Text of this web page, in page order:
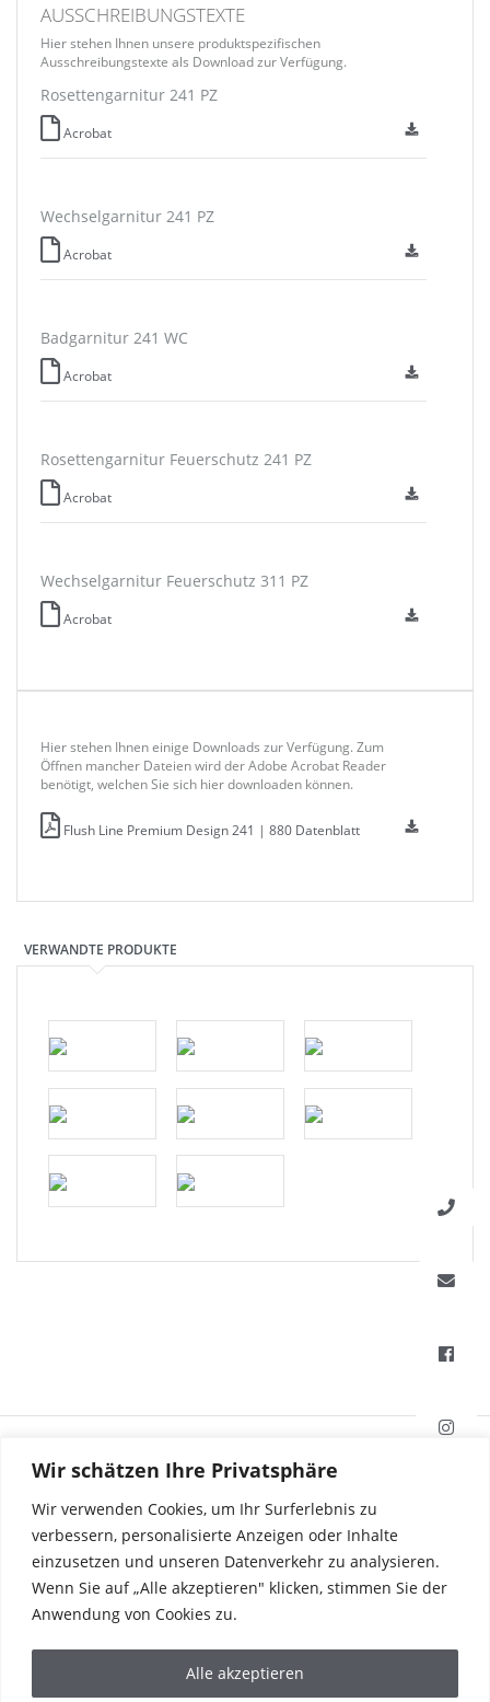
Wir schätzen Ihre Privatsphäre
Wir verwenden Cookies, um Ihr Surferlebnis zu
verbessern, personalisierte Anzeigen oder Inhalte
einzusetzen und unseren Datenverkehr zu analysieren.
Wenn Sie auf „Alle akzeptieren" klicken, stimmen Sie der
Anwendung von Cookies zu.
Alle akzeptieren
AUSSCHREIBUNGSTEXTE
Hier stehen Ihnen unsere produktspezifischen
Ausschreibungstexte als Download zur Verfügung.
Rosettengarnitur 241 PZ
Acrobat
Wechselgarnitur 241 PZ
Acrobat
Badgarnitur 241 WC
Acrobat
Rosettengarnitur Feuerschutz 241 PZ
Acrobat
Wechselgarnitur Feuerschutz 311 PZ
Acrobat
Hier stehen Ihnen einige Downloads zur Verfügung. Zum
Öffnen mancher Dateien wird der Adobe Acrobat Reader
benötigt, welchen Sie sich hier downloaden können.
Flush Line Premium Design 241 | 880 Datenblatt
VERWANDTE PRODUKTE
Weißinger Straße 16
Tel. +49 7308 96040
Fax +49 7308 960415
info@hafi.de